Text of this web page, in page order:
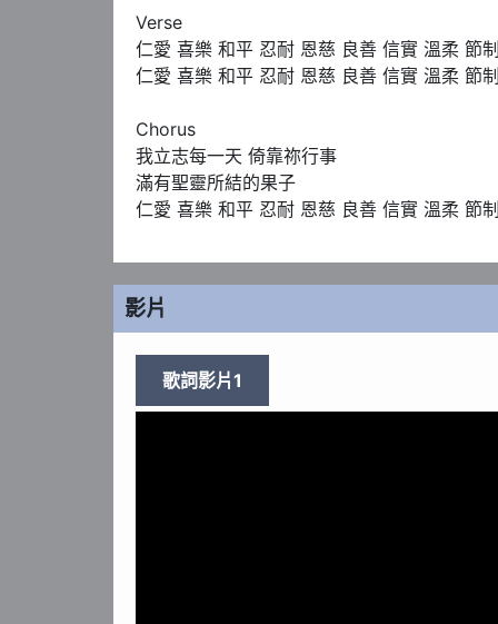
Verse
仁愛 喜樂 和平 忍耐 恩慈 良善 信實 溫柔 節制
仁愛 喜樂 和平 忍耐 恩慈 良善 信實 溫柔 節制
Chorus
我立志每一天 倚靠祢行事
滿有聖靈所結的果子
仁愛 喜樂 和平 忍耐 恩慈 良善 信實 溫柔 節制
影片
歌詞影片1